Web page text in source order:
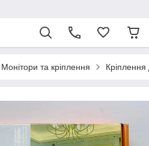
Монітори та кріплення Кріплення